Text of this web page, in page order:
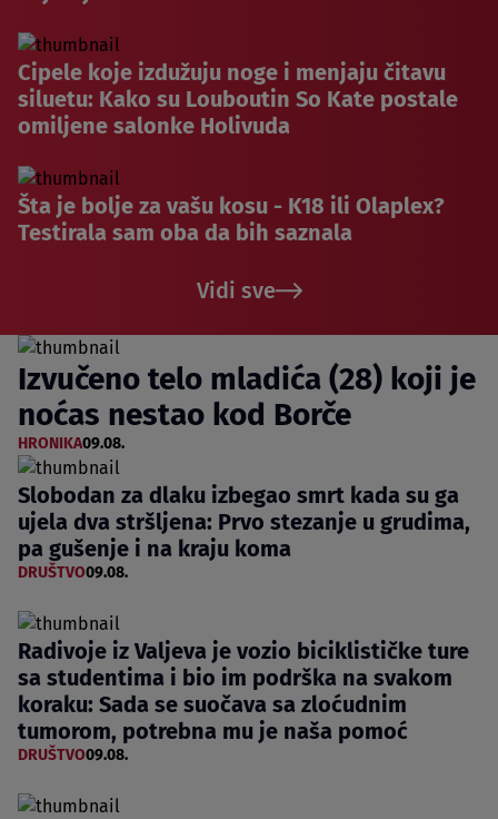
Cipele koje izdužuju noge i menjaju čitavu
siluetu: Kako su Louboutin So Kate postale
omiljene salonke Holivuda
Šta je bolje za vašu kosu - K18 ili Olaplex?
Testirala sam oba da bih saznala
Vidi sve
Izvučeno telo mladića (28) koji je
noćas nestao kod Borče
HRONIKA09.08.
Slobodan za dlaku izbegao smrt kada su ga
ujela dva stršljena: Prvo stezanje u grudima,
pa gušenje i na kraju koma
DRUŠTVO09.08.
Radivoje iz Valjeva je vozio biciklističke ture
sa studentima i bio im podrška na svakom
koraku: Sada se suočava sa zloćudnim
tumorom, potrebna mu je naša pomoć
DRUŠTVO09.08.